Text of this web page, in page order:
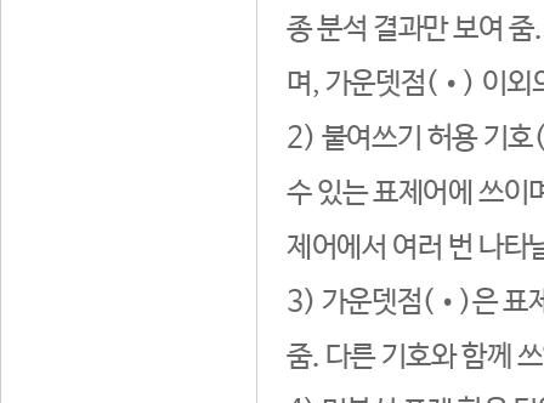
종 분석 결과만 보여
며, 가운뎃점(•) 이외
2) 붙여쓰기 허용 기호
수 있는 표제어에 쓰이
제어에서 여러 번 나타
3) 가운뎃점(•)은 표
줌. 다른 기호와 함께